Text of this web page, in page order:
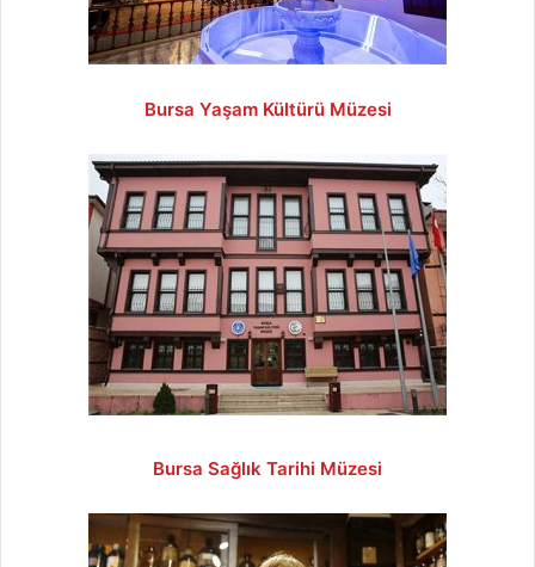
Bursa Yaşam Kültürü Müzesi
Bursa Sağlık Tarihi Müzesi